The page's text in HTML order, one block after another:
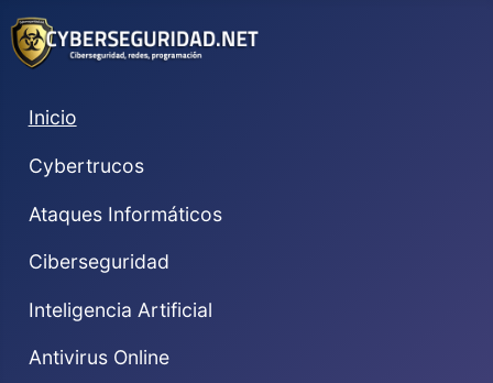
Inicio
Cybertrucos
Ataques Informáticos
Ciberseguridad
Inteligencia Artificial
Antivirus Online